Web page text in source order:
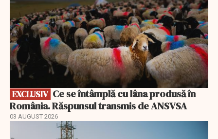
EXCLUSIV
România. Răspunsul transmis de ANSVSA
03 AUGUST 2026